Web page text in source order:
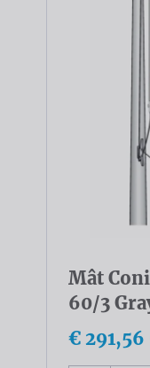
Mât
60/3
€ 291,56